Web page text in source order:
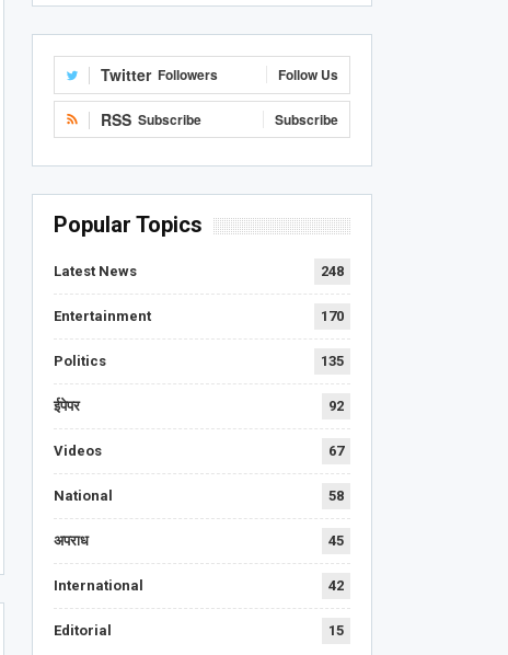
Twitter Followers Follow Us
RSS Subscribe Subscribe
Popular Topics
Latest News 248
Entertainment 170
Politics 135
ईपेपर 92
Videos 67
National 58
अपराध 45
International 42
Editorial 15